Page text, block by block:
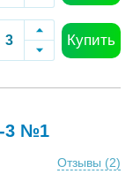
Купить
3 №1
Отзывы (2)